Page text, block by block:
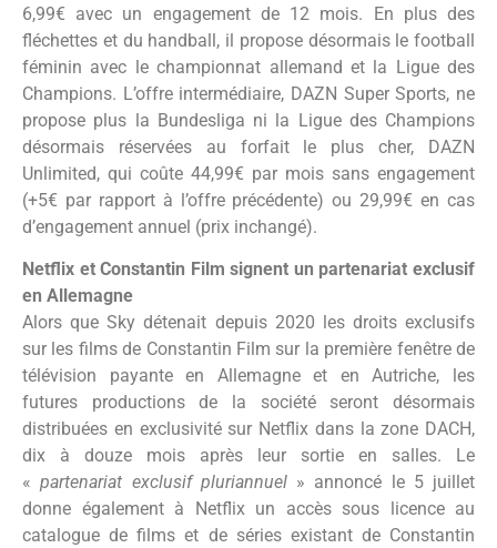
6,99€ avec un engagement de 12 mois. En plus des
fléchettes et du handball, il propose désormais le football
féminin avec le championnat allemand et la Ligue des
Champions. L’offre intermédiaire, DAZN Super Sports, ne
propose plus la Bundesliga ni la Ligue des Champions
désormais réservées au forfait le plus cher, DAZN
Unlimited, qui coûte 44,99€ par mois sans engagement
(+5€ par rapport à l’offre précédente) ou 29,99€ en cas
d’engagement annuel (prix inchangé).
Netflix et Constantin Film signent un partenariat exclusif
en Allemagne
Alors que Sky détenait depuis 2020 les droits exclusifs
sur les films de Constantin Film sur la première fenêtre de
télévision payante en Allemagne et en Autriche, les
futures productions de la société seront désormais
distribuées en exclusivité sur Netflix dans la zone DACH,
dix à douze mois après leur sortie en salles. Le
«partenariat exclusif pluriannuel» annoncé le 5 juillet
donne également à Netflix un accès sous licence au
catalogue de films et de séries existant de Constantin